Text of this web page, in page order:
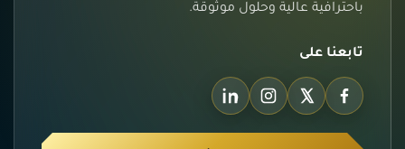
باحترافية عالية وحلول موثوقة.
تابعنا على